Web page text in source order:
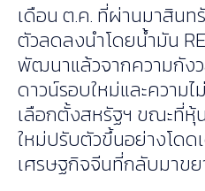
เดือน ต.ค. ที่ผ่านมาสิน
ตัวลดลงนำโดยน้ำมัน
พัฒนาแล้วจากความกัง
ดาวน์รอบใหม่และความ
เลือกตั้งสหรัฐฯ ขณะที่หุ้
ใหม่ปรับตัวขึ้นอย่างโดด
เศรษฐกิจจีนที่กลับมาข